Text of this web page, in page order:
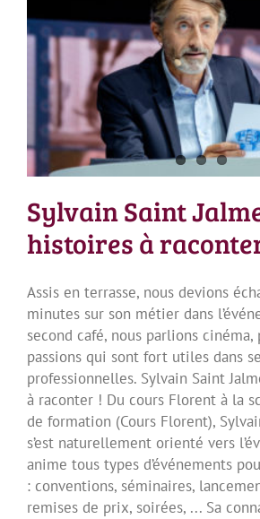
Sylvain Saint Jalmes : des
Sylvain Saint
histoires à
Assis en terrasse, nous devions
minutes sur son métier dans
second café, nous parlions
passions qui sont fort utiles dans
professionnelles. Sylvain Saint
à raconter ! Du cours Florent à la
de formation (Cours Florent),
s’est naturellement orienté vers
anime tous types d’événements
: conventions, séminaires,
remises de prix, soirées, ... Sa